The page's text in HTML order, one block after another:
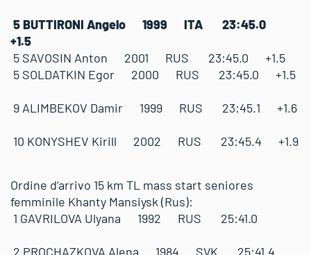
5 BUTTIRONI Angelo 1999 ITA 23:45.0
+1.5
5 SAVOSIN Anton 2001 RUS 23:45.0 +1.5
5 SOLDATKIN Egor 2000 RUS 23:45.0 +1.5
9 ALIMBEKOV Damir 1999 RUS 23:45.1 +1.6
10 KONYSHEV Kirill 2002 RUS 23:45.4 +1.9
Ordine d’arrivo 15 km TL mass start seniores
femminile Khanty Mansiysk (Rus):
1 GAVRILOVA Ulyana 1992 RUS 25:41.0
2 PROCHAZKOVA Alena 1984 SVK 25:41.4